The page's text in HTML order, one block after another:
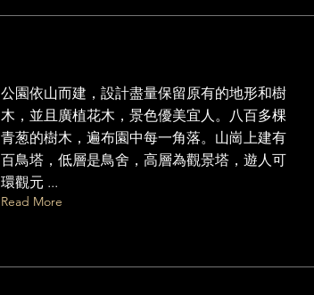
公園依山而建，設計盡量保留原有的地形和樹
木，並且廣植花木，景色優美宜人。八百多棵
青葱的樹木，遍布園中每一角落。山崗上建有
百鳥塔，低層是鳥舍，高層為觀景塔，遊人可
環觀元 ...
Read More